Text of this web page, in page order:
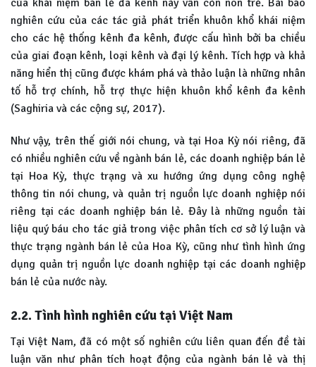
nghiên cứu của các tác giả phát triển khuôn khổ khái niệm
cho các hệ thống kênh đa kênh, được cấu hình bởi ba chiều
của giai đoạn kênh, loại kênh và đại lý kênh. Tích hợp và khả
năng hiển thị cũng được khám phá và thảo luận là những nhân
tố hỗ trợ chính, hỗ trợ thực hiện khuôn khổ kênh đa kênh
(Saghiria và các cộng sự, 2017).
Như vậy, trên thế giới nói chung, và tại Hoa Kỳ nói riêng, đã
có nhiều nghiên cứu về ngành bán lẻ, các doanh nghiệp bán lẻ
tại Hoa Kỳ, thực trạng và xu hướng ứng dụng công nghệ
thông tin nói chung, và quản trị nguồn lực doanh nghiệp nói
riêng tại các doanh nghiệp bán lẻ. Đây là những nguồn tài
liệu quý báu cho tác giả trong việc phân tích cơ sở lý luận và
thực trạng ngành bán lẻ của Hoa Kỳ, cũng như tình hình ứng
dụng quản trị nguồn lực doanh nghiệp tại các doanh nghiệp
bán lẻ của nước này.
2.2. Tình hình nghiên cứu tại Việt Nam
Tại Việt Nam, đã có một số nghiên cứu liên quan đến đề tài
luận văn như phân tích hoạt động của ngành bán lẻ và thị